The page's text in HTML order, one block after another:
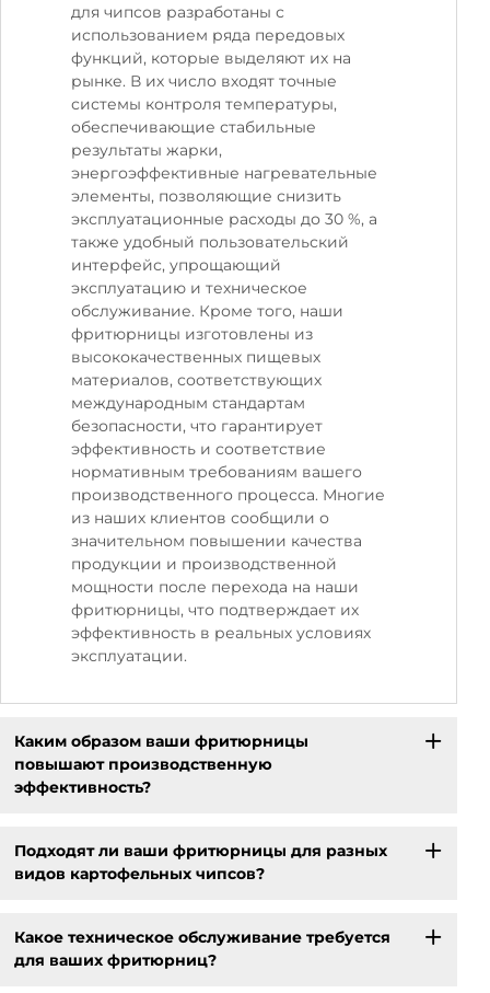
для чипсов разработаны с
использованием ряда передовых
функций, которые выделяют их на
рынке. В их число входят точные
системы контроля температуры,
обеспечивающие стабильные
результаты жарки,
энергоэффективные нагревательные
элементы, позволяющие снизить
эксплуатационные расходы до 30 %, а
также удобный пользовательский
интерфейс, упрощающий
эксплуатацию и техническое
обслуживание. Кроме того, наши
фритюрницы изготовлены из
высококачественных пищевых
материалов, соответствующих
международным стандартам
безопасности, что гарантирует
эффективность и соответствие
нормативным требованиям вашего
производственного процесса. Многие
из наших клиентов сообщили о
значительном повышении качества
продукции и производственной
мощности после перехода на наши
фритюрницы, что подтверждает их
эффективность в реальных условиях
эксплуатации.
Каким образом ваши фритюрницы
повышают производственную
эффективность?
Подходят ли ваши фритюрницы для разных
видов картофельных чипсов?
Какое техническое обслуживание требуется
для ваших фритюрниц?